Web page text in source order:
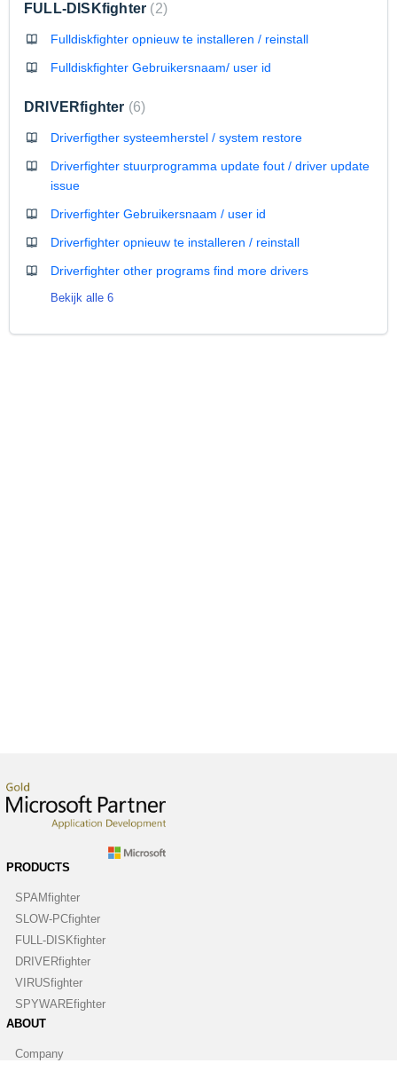
FULL-DISKfighter 2
Fulldiskfighter opnieuw te installeren / reinstall
Fulldiskfighter Gebruikersnaam/ user id
DRIVERfighter 6
Driverfigther systeemherstel / system restore
Driverfighter stuurprogramma update fout / driver update
issue
Driverfighter Gebruikersnaam / user id
Driverfighter opnieuw te installeren / reinstall
Driverfighter other programs find more drivers
Bekijk alle 6
PRODUCTS
SPAMfighter
SLOW-PCfighter
FULL-DISKfighter
DRIVERfighter
VIRUSfighter
SPYWAREfighter
ABOUT
Company